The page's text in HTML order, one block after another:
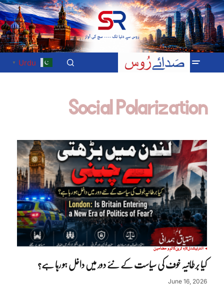
Urdu
▼
Social Polarization
انٹرنیشنلتازہ ترینکالم و مضامین
کیا برطانیہ خوف کی سیاست کے نئے دور میں داخل ہو رہا ہے؟
June 16, 2026